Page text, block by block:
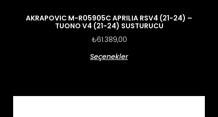
AKRAPOVIC M-R05905C APRILIA RSV4 (21-24) –
TUONO V4 (21-24) SUSTURUCU
₺61.389,00
Seçenekler